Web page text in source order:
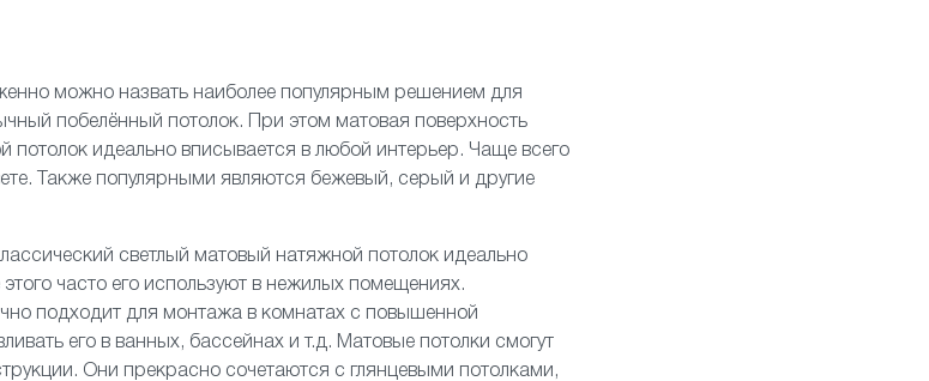
можно назвать наиболее популярным решением для
побелённый потолок. При этом матовая поверхность
потолок идеально вписывается в любой интерьер. Чаще всего
Также популярными являются бежевый, серый и другие
светлый матовый натяжной потолок идеально
часто его используют в нежилых помещениях.
подходит для монтажа в комнатах с повышенной
его в ванных, бассейнах и т.д. Матовые потолки смогут
Они прекрасно сочетаются с глянцевыми потолками,